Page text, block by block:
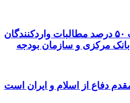
ابلاغ دستور پرداخت ۵۰ درصد مطالبات واردکنندگان
مرکزی و سازمان بودجه
دفاع از اسلام و ایران است